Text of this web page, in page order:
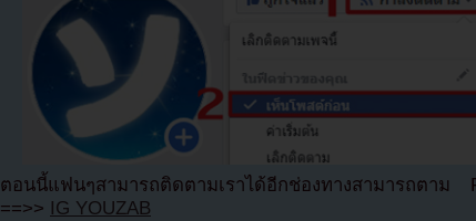
ตอนนี้แฟนๆสามารถติดตามเราได้อีกช่องทางสามารถตาม
==>> IG YOUZAB